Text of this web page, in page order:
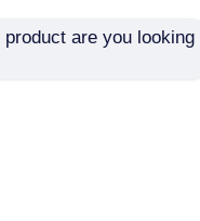
product are you looking